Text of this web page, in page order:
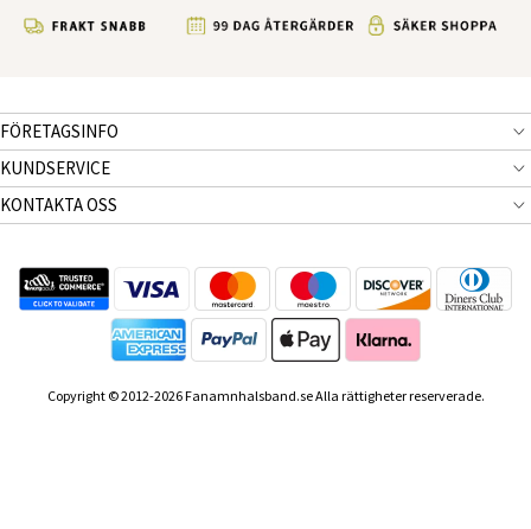
FÖRETAGSINFO
KUNDSERVICE
KONTAKTA OSS
Copyright © 2012-2026 Fanamnhalsband.se Alla rättigheter reserverade.